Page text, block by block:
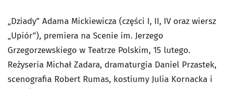
„Dziady” Adama Mickiewicza (części I, II, IV oraz wiersz
„Upiór”), premiera na Scenie im. Jerzego
Grzegorzewskiego w Teatrze Polskim, 15 lutego.
Reżyseria Michał Zadara, dramaturgia Daniel Przastek,
scenografia Robert Rumas, kostiumy Julia Kornacka i